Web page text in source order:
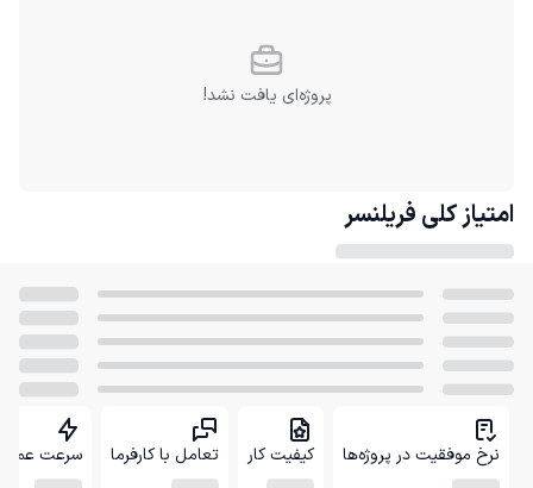
پروژه‌ای یافت نشد!
امتیاز کلی فریلنسر
نرخ موفقیت در پروژه‌ها کیفیت کار تعامل با کارفرما سرعت عمل